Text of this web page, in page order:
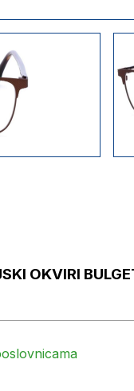
OKVIRI